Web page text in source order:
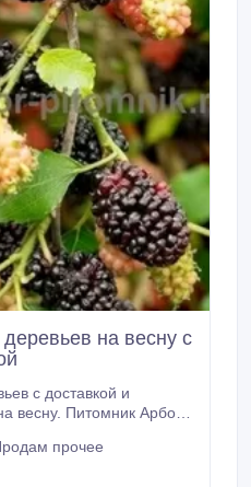
на весну с
с доставкой и
весну. Питомник Арбор
по самым низким
У нас вы найдете
прочее